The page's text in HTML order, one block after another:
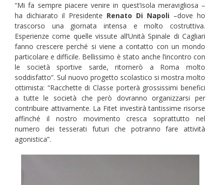
“Mi fa sempre piacere venire in quest’isola meravigliosa –
ha dichiarato il Presidente Renato Di Napoli –dove ho
trascorso una giornata intensa e molto costruttiva.
Esperienze come quelle vissute all’Unità Spinale di Cagliari
fanno crescere perché si viene a contatto con un mondo
particolare e difficile. Bellissimo è stato anche l’incontro con
le società sportive sarde, ritornerò a Roma molto
soddisfatto”. Sul nuovo progetto scolastico si mostra molto
ottimista: “Racchette di Classe porterà grossissimi benefici
a tutte le società che però dovranno organizzarsi per
contribuire attivamente. La Fitet investirà tantissime risorse
affinché il nostro movimento cresca soprattutto nel
numero dei tesserati futuri che potranno fare attività
agonistica”.